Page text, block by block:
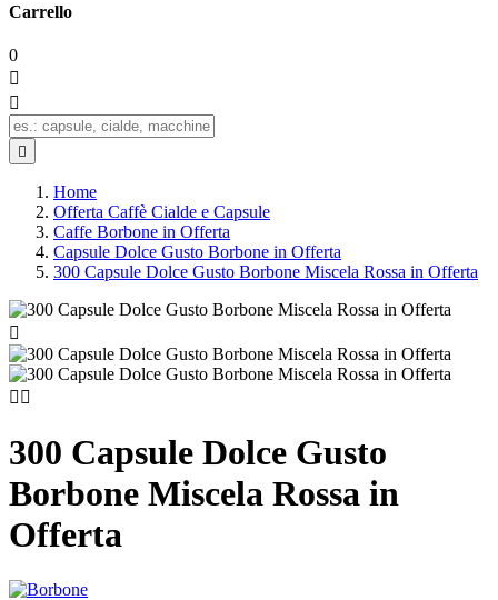
Carrello
0



Home
Offerta Caffè Cialde e Capsule
Caffe Borbone in Offerta
Capsule Dolce Gusto Borbone in Offerta
300 Capsule Dolce Gusto Borbone Miscela Rossa in Offerta

 
300 Capsule Dolce Gusto
Borbone Miscela Rossa in
Offerta